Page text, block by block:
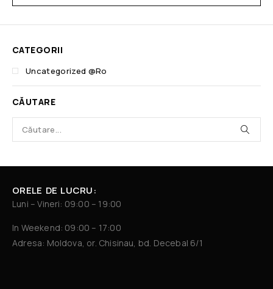
CATEGORII
Uncategorized @ro
CĂUTARE
ORELE DE LUCRU:
Luni – Vineri: 09:00 – 19:00
In Weekend: 09:00 – 17:00
Adresa: Moldova, or. Chisinau, bd. Decebal 6/1